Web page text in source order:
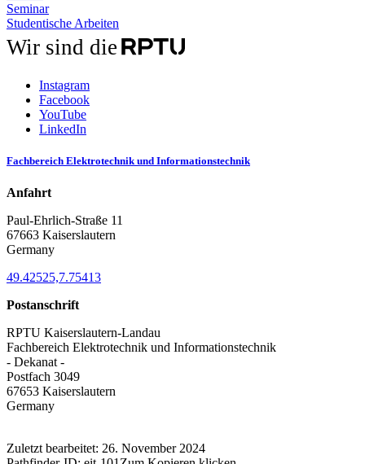
Seminar
Studentische Arbeiten
Wir sind die
Instagram
Facebook
YouTube
LinkedIn
Fachbereich Elektrotechnik und Informationstechnik
Anfahrt
Paul-Ehrlich-Straße 11
67663 Kaiserslautern
Germany
49.42525,7.75413
Postanschrift
RPTU Kaiserslautern-Landau
Fachbereich Elektrotechnik und Informationstechnik
- Dekanat -
Postfach 3049
67653 Kaiserslautern
Germany
Zuletzt bearbeitet: 26. November 2024